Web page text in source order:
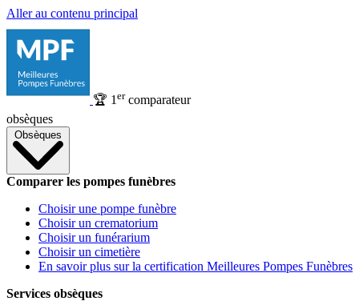
Aller au contenu principal
🏆 1 ercomparateur
obsèques
Obsèques
Comparer les pompes funèbres
Choisir une pompe funèbre
Choisir un crematorium
Choisir un funérarium
Choisir un cimetière
En savoir plus sur la certification Meilleures Pompes Funèbres
Services obsèques